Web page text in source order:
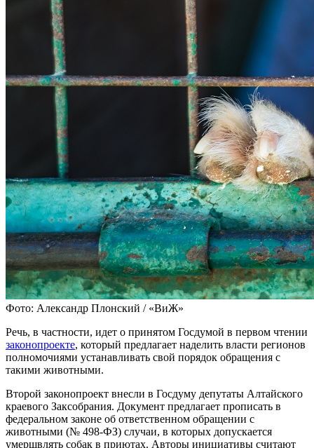
Фото: Александр Плонский / «ВиЖ»
Речь, в частности, идет о принятом Госдумой в первом чтении
законопроекте, который предлагает наделить власти регионов
полномочиями устанавливать свой порядок обращения с
такими животными.
Второй законопроект внесли в Госдуму депутаты Алтайского
краевого Заксобрания. Документ предлагает прописать в
федеральном законе об ответственном обращении с
животными (№ 498-ФЗ) случаи, в которых допускается
умерщвлять собак в приютах. Авторы инициативы считают